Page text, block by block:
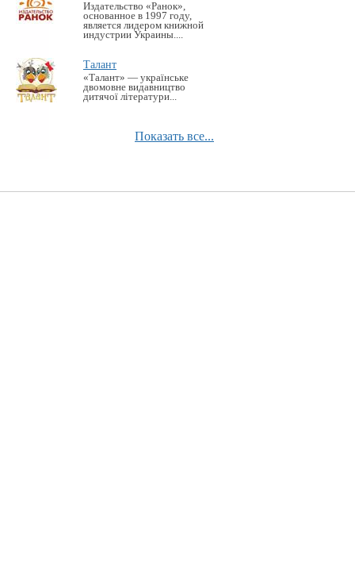
Издательство «Ранок»,
основанное в 1997 году,
является лидером книжной
индустрии Украины....
Талант
«Талант» — українське
двомовне видавництво
дитячої літератури...
Показать все...